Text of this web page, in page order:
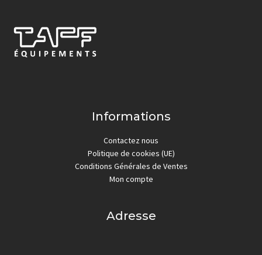
Informations
Contactez nous
Politique de cookies (UE)
Conditions Générales de Ventes
Mon compte
Adresse